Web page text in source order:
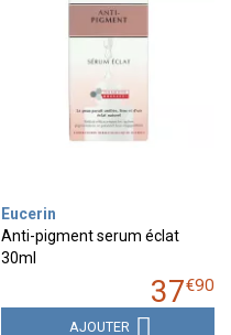
Eucerin
Anti-pigment serum éclat
30ml
37€90
AJOUTER